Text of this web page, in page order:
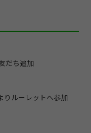
だち追加
りルーレットへ参加